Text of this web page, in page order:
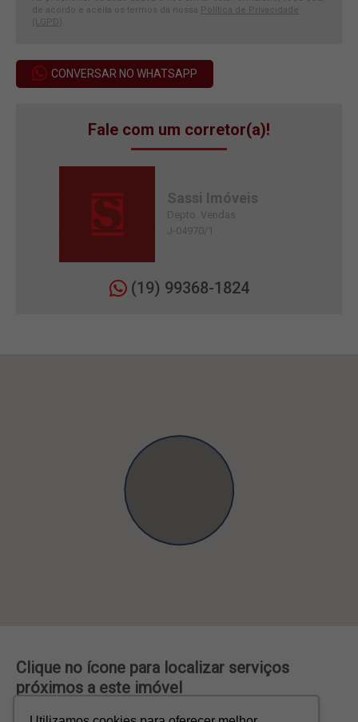
de acordo e aceita os termos da nossa Política de Privacidade
(LGPD)
CONVERSAR NO WHATSAPP
Fale com um corretor(a)!
Sassi Imóveis
Depto. Vendas
J-04970/1
(19) 99368-1824